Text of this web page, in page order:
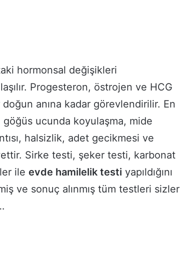
hormonsal değişikleri
Progesteron, östrojen ve HCG
anına kadar görevlendirilir. En
ucunda koyulaşma, mide
halsizlik, adet gecikmesi ve
Sirke testi, şeker testi, karbonat
ile evde hamilelik testi yapıldığını
ve sonuç alınmış tüm testleri sizler